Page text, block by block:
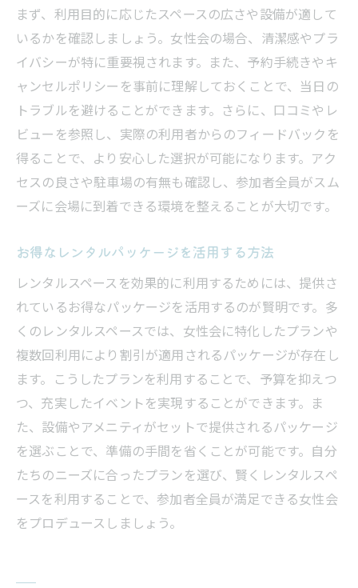
まず、利用目的に応じたスペースの広さや設備が適して
いるかを確認しましょう。女性会の場合、清潔感やプラ
イバシーが特に重要視されます。また、予約手続きやキ
ャンセルポリシーを事前に理解しておくことで、当日の
トラブルを避けることができます。さらに、口コミやレ
ビューを参照し、実際の利用者からのフィードバックを
得ることで、より安心した選択が可能になります。アク
セスの良さや駐車場の有無も確認し、参加者全員がスム
ーズに会場に到着できる環境を整えることが大切です。
お得なレンタルパッケージを活用する方法
レンタルスペースを効果的に利用するためには、提供さ
れているお得なパッケージを活用するのが賢明です。多
くのレンタルスペースでは、女性会に特化したプランや
複数回利用により割引が適用されるパッケージが存在し
ます。こうしたプランを利用することで、予算を抑えつ
つ、充実したイベントを実現することができます。ま
た、設備やアメニティがセットで提供されるパッケージ
を選ぶことで、準備の手間を省くことが可能です。自分
たちのニーズに合ったプランを選び、賢くレンタルスペ
ースを利用することで、参加者全員が満足できる女性会
をプロデュースしましょう。